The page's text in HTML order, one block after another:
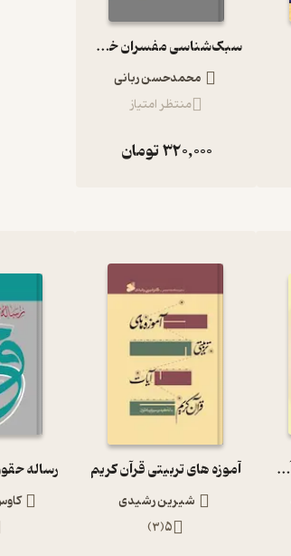
سبک‌شناسی مفسران خراسان
محمدحسن ربانی
منتظر امتیاز
320,000تومان
رویکرد چند فرهنگی در آموزش آموزه های تربیتی قرآن کریم
شیرین رشیدی
5
(
3
)
رساله